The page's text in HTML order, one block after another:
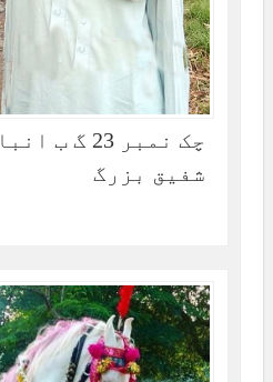
چک نمبر 23
شفیق بزرگ